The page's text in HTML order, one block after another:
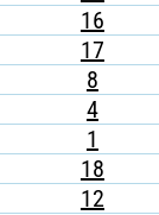
16
17
8
4
1
18
12